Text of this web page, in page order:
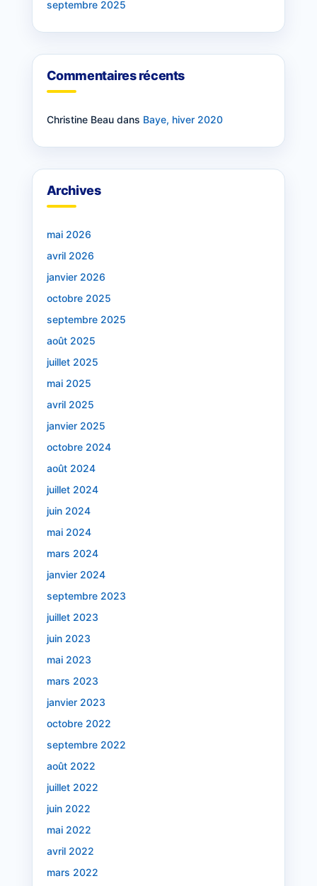
septembre 2025
Commentaires récents
Christine Beaudans Baye, hiver 2020
Archives
mai 2026
avril 2026
janvier 2026
octobre 2025
septembre 2025
août 2025
juillet 2025
mai 2025
avril 2025
janvier 2025
octobre 2024
août 2024
juillet 2024
juin 2024
mai 2024
mars 2024
janvier 2024
septembre 2023
juillet 2023
juin 2023
mai 2023
mars 2023
janvier 2023
octobre 2022
septembre 2022
août 2022
juillet 2022
juin 2022
mai 2022
avril 2022
mars 2022